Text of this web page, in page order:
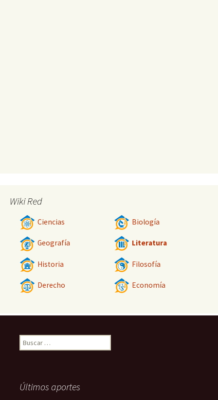
Wiki Red
Ciencias Biología
Geografía Literatura
Historia Filosofía
Derecho Economía
Buscar:
Últimos aportes